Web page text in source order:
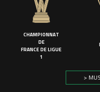
CHAMPIONNAT
DE
FRANCE DE LIGUE
1
>